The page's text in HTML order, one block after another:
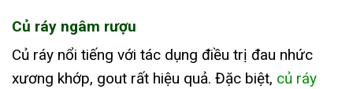
Củ ráy ngâm rượu
Củ ráy nổi tiếng với tác dụng điều trị đau nhức
xương khớp, gout rất hiệu quả. Đặc biệt, củ ráy